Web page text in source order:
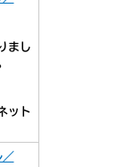
まし
ット